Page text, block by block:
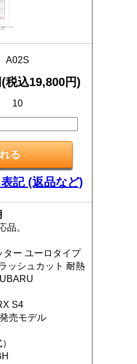
A02S
税込19,800円)
10
記 (返品など)
品。
ー ユーロタイプ
ッシュカット 耐熱
S4
売モデル